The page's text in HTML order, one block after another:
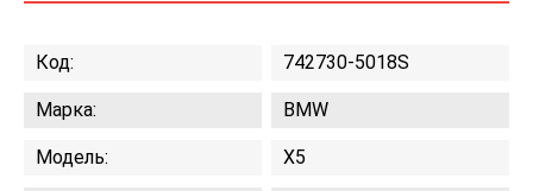
Код: 742730-5018S
Марка: BMW
Модель: X5